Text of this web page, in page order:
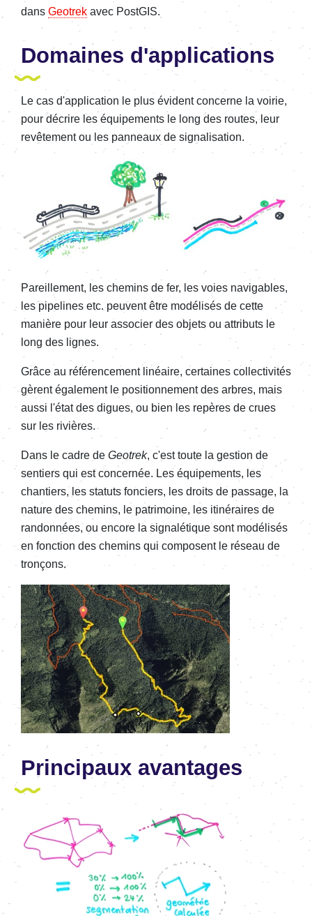
dansGeotrek avec PostGIS.
Domaines d'applications
Le cas d'application le plus évident concerne la voirie,
pour décrire les équipements le long des routes, leur
revêtement ou les panneaux de signalisation.
Pareillement, les chemins de fer, les voies navigables,
les pipelines etc. peuvent être modélisés de cette
manière pour leur associer des objets ou attributs le
long des lignes.
Grâce au référencement linéaire, certaines collectivités
gèrent également le positionnement des arbres, mais
aussi l'état des digues, ou bien les repères de crues
sur les rivières.
Dans le cadre de Geotrek, c'est toute la gestion de
sentiers qui est concernée. Les équipements, les
chantiers, les statuts fonciers, les droits de passage, la
nature des chemins, le patrimoine, les itinéraires de
randonnées, ou encore la signalétique sont modélisés
en fonction des chemins qui composent le réseau de
tronçons.
Principaux avantages